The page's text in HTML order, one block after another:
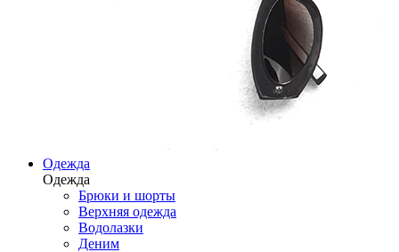
Одежда
Одежда
Брюки и шорты
Верхняя одежда
Водолазки
Деним